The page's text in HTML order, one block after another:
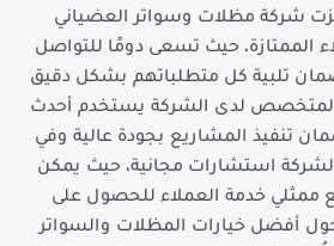
شركة مظلات وسواتر العضياني
الممتازة، حيث تسعى دومًا للتواصل
تلبية كل متطلباتهم بشكل دقيق
المتخصص لدى الشركة يستخدم أحدث
تنفيذ المشاريع بجودة عالية وفي
استشارات مجانية، حيث يمكن
ممثلي خدمة العملاء للحصول على
أفضل خيارات المظلات والسواتر